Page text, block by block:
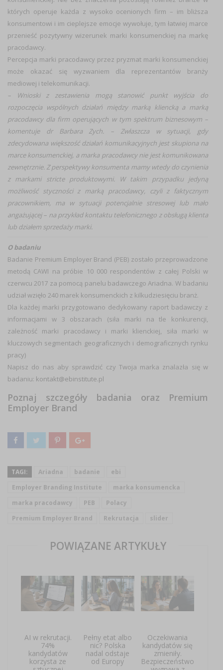
których operuje każda z wysoko ocenionych firm – im bliższa
konsumentowi i im cieplejsze emocje wywołuje, tym łatwiej marce
przenieść pozytywny wizerunek marki konsumenckiej na markę
pracodawcy.
Percepcja marki pracodawcy przez pryzmat marki konsumenckiej
może okazać się wyzwaniem dla reprezentantów branży
mediowej i telekomunikacji.
– Wnioski z zestawienia mogą stanowić punkt wyjścia do
rozpoczęcia wspólnych działań między marką kliencką a marką
pracodawcy dla firm operujących w tym spektrum biznesowym–
komentuje dr Barbara Zych. – Zwłaszcza w sytuacji, gdy
zdecydowana większość działań komunikacyjnych jest skupiona na
marce konsumenckiej, a marka pracodawcy nie jest komunikowana
zewnętrznie. Z perspektywy konsumenta mamy wtedy do czynienia
z markami stricte produktowymi. W takim przypadku jedyną
możliwość styczności z marką pracodawcy, czyli z faktycznym
pracownikiem, ma w sytuacji potencjalnie stresowej lub mało
angażującej – na przykład kontaktu telefonicznego z obsługą klienta
lub działem sprzedaży marki.
O badaniu
Badanie Premium Employer Brand (PEB) zostało przeprowadzone
metodą CAWI na próbie 10 000 respondentów z całej Polski w
czerwcu 2017 za pomocą panelu badawczego Ariadna. W badaniu
udział wzięło 240 marek konsumenckich z kilkudziesięciu branż.
Dla każdej marki przygotowano dedykowany raport badawczy z
informacjami w 3 obszarach (siła marki na tle konkurencji,
zależność marki pracodawcy i marki klienckiej, siła marki w
kluczowych segmentach geograficznych i demograficznych rynku
pracy)
Napisz do nas aby sprawdzić czy Twoja marka znalazła się w
badaniu: kontakt@ebinstitute.pl
Poznaj szczegóły badania oraz Premium
Employer Brand
TAGI: Ariadna badanie
ebi
Employer Branding Institute
marka konsumencka
marka pracodawcy
PEB
Polacy
Premium Employer Brand
Rekrutacja slider
POWIĄZANE ARTYKUŁY
AI w rekrutacji.
74%
kandydatów
korzysta ze
Pełny etat albo
nic? Polska
nadal odstaje
od Europy
Oczekiwania
kandydatów się
zmieniły.
Bezpieczeństwo